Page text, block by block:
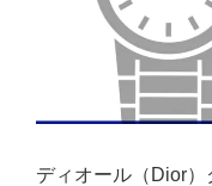
ディオール（Dior